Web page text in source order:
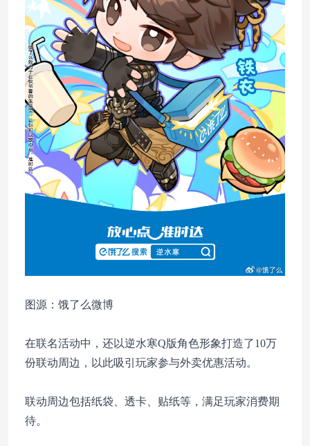
图源：饿了么微博
在联名活动中，还以逆水寒Q版角色形象打造了10万
份联动周边，以此吸引玩家参与外卖优惠活动。
联动周边包括纸袋、透卡、贴纸等，满足玩家消费期
待。